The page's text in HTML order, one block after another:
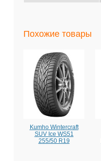
Похожие товары
Kumho Wintercraft
SUV Ice WS51
255/50 R19